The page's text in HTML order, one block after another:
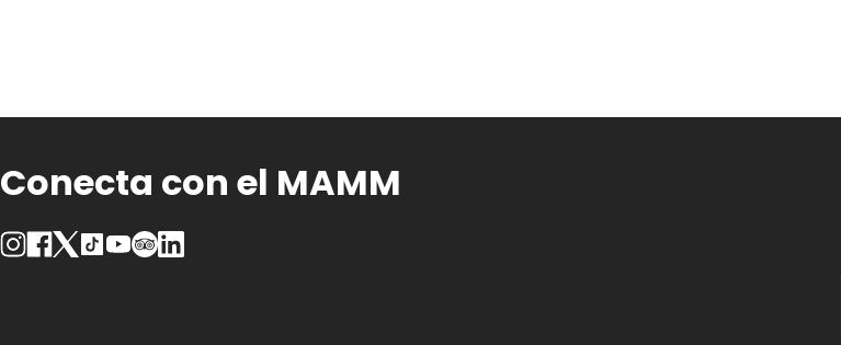
Conecta con el MAMM